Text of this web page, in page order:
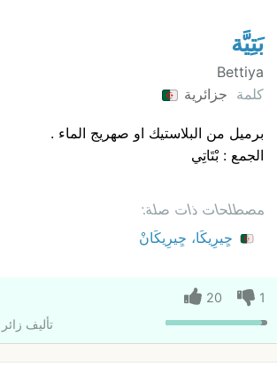
بَتِيَّة
Bettiya
كلمة جزائرية
برميل من البلاستيك او صهريج الماء .
الجمع : بْتَاتِي
مصطلحات ذات صلة:
ڃِيرِيكَا، ڃِيرِيكَانْ
1
20
تأليف زائر